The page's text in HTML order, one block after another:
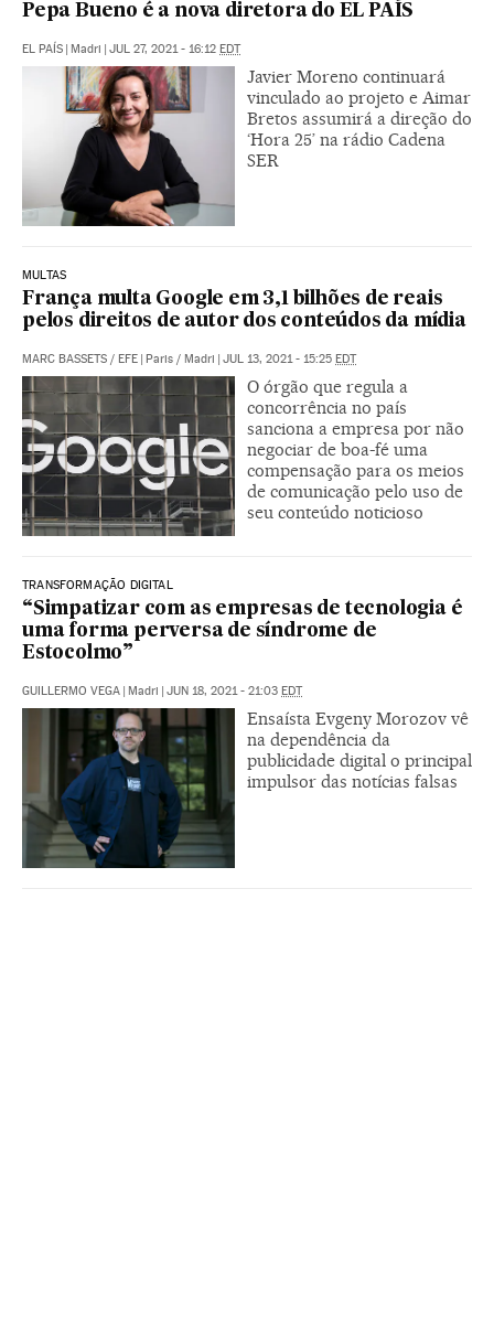
Pepa Bueno é a nova diretora do EL PAÍS
EL PAÍS | Madri | JUL 27, 2021 - 16:12 EDT
Javier Moreno continuará
vinculado ao projeto e Aimar
Bretos assumirá a direção do
‘Hora 25’ na rádio Cadena
SER
MULTAS
França multa Google em 3,1 bilhões de reais
pelos direitos de autor dos conteúdos da mídia
MARC BASSETS / EFE | Paris / Madri | JUL 13, 2021 - 15:25 EDT
O órgão que regula a
concorrência no país
sanciona a empresa por não
negociar de boa-fé uma
compensação para os meios
de comunicação pelo uso de
seu conteúdo noticioso
TRANSFORMAÇÃO DIGITAL
“Simpatizar com as empresas de tecnologia é
uma forma perversa de síndrome de
Estocolmo”
GUILLERMO VEGA | Madri | JUN 18, 2021 - 21:03 EDT
Ensaísta Evgeny Morozov vê
na dependência da
publicidade digital o principal
impulsor das notícias falsas